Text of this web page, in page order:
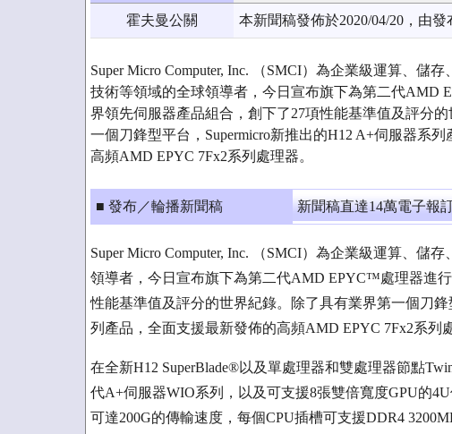
霍夫曼公關 本新聞稿發佈於2020/04/20，由
Super Micro Computer, Inc. （SMCI）為企業級運算、儲
技術等領域的全球領導者，今日宣布旗下為第二代AMD
界領先伺服器產品組合，創下了27項性能基準值及評分
一個刀鋒型平台，Supermicro新推出的H12 A+伺服器系
高頻AMD EPYC 7Fx2系列處理器。
■ 發布／輪播新聞稿 新聞稿直達14萬電子報
Super Micro Computer, Inc. （SMCI）為企業級運算、儲
領導者，今日宣布旗下為第二代AMD EPYC™處理器進
性能基準值及評分的世界紀錄。除了具有業界第一個刀鋒
列產品，全面支援最新發佈的高頻AMD EPYC 7Fx2系列
在全新H12 SuperBlade®以及單處理器和雙處理器節點
代A+伺服器WIO系列，以及可支援8張雙倍寬度GPU的
可達200G的傳輸速度，每個CPU插槽可支援DDR4